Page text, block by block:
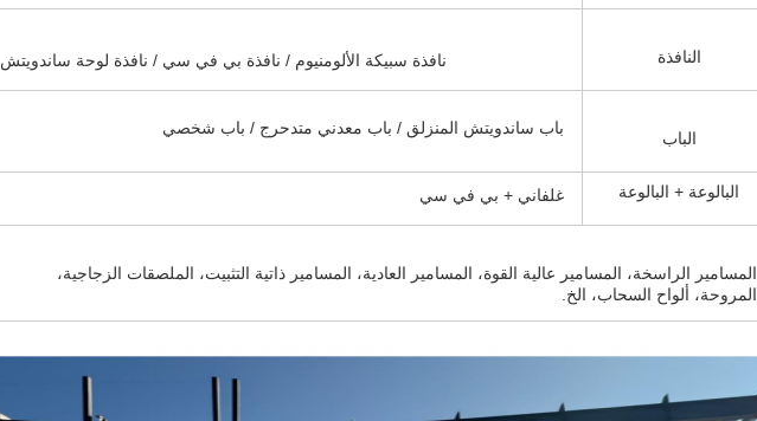
النافذة نافذة سبيكة الألومنيوم / نافذة بي في سي / نافذة لوحة ساندويتش
الباب
باب ساندويتش المنزلق / باب معدني متدحرج / باب شخصي
البالوعة + البالوعة غلفاني + بي في سي
المسامير الراسخة، المسامير عالية القوة، المسامير العادية، المسامير ذاتية التثبيت، الملصقات الزجاجية،
المروحة، ألواح السحاب، الخ.